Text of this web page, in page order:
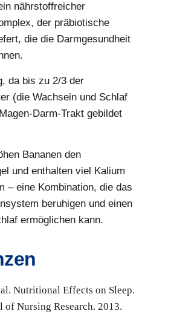
nährstoffreicher
der präbiotische
die die Darmgesundheit
da bis zu 2/3 der
(die Wachsein und Schlaf
Darm-Trakt gebildet
Bananen den
und enthalten viel Kalium
– eine Kombination, die das
beruhigen und einen
ermöglichen kann.
Nutritional Effects on Sleep.
of Nursing Research. 2013.